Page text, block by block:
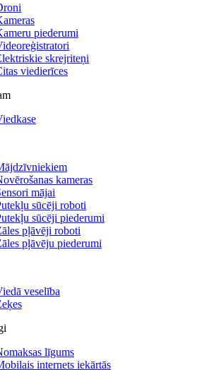
piederumi
skrejriteņi
viedierīces
kameras
mājai
sūcēji roboti
sūcēji piederumi
pļāvēji roboti
pļāvēju piederumi
veselība
līgums
internets iekārtās